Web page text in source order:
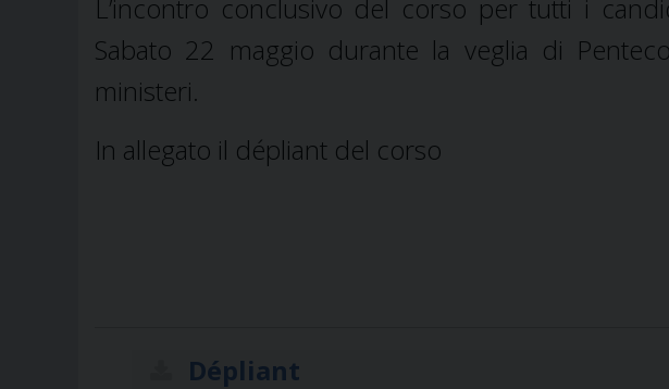
L’incontro conclusivo del corso per tutti i
Sabato 22 maggio durante la veglia di
ministeri.
In allegato il dépliant del corso
Dépliant